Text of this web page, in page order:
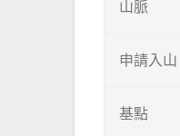
山脈
申請入山
基點